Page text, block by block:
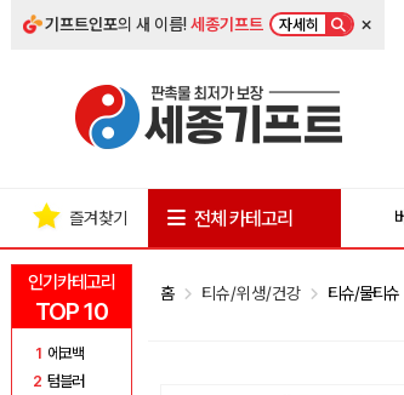
기프트인포의 새 이름!세종기프트 자세히 ×
인기카테고리
TOP 10
1 에코백
2 텀블러
즐겨찾기 전체 카테고리
홈 티슈/위생/건강 티슈/물티슈